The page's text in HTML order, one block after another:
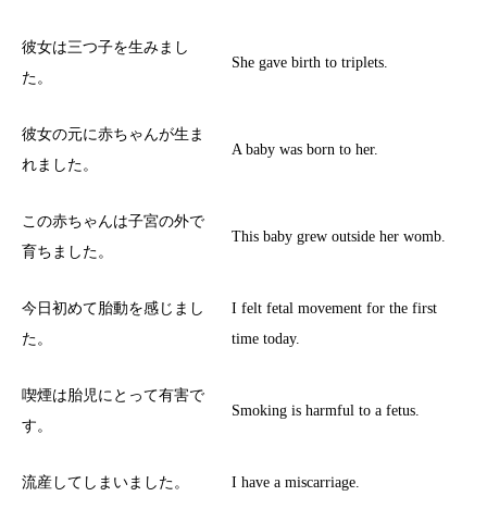
彼女は三つ子を生みまし
た。
She gave birth to triplets.
彼女の元に赤ちゃんが生ま
れました。
A baby was born to her.
この赤ちゃんは子宮の外で
育ちました。
This baby grew outside her womb.
今日初めて胎動を感じまし
た。
I felt fetal movement for the first
time today.
喫煙は胎児にとって有害で
す。
Smoking is harmful to a fetus.
流産してしまいました。 I have a miscarriage.